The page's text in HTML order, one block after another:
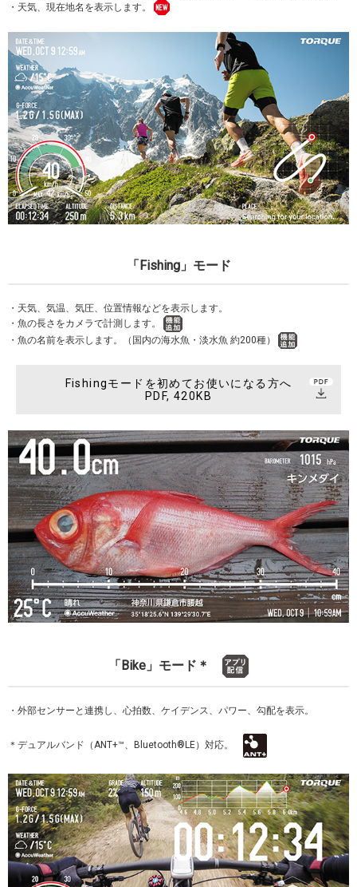
・天気、現在地名を表示します。
「Fishing」モード
・天気、気温、気圧、位置情報などを表示します。
・魚の長さをカメラで計測します。
・魚の名前を表示します。（国内の海水魚・淡水魚 約200種）
Fishingモードを初めてお使いになる方へ
PDF, 420KB
「Bike」モード＊
・外部センサーと連携し、心拍数、ケイデンス、パワー、勾配を表示。
＊デュアルバンド（ANT+™、Bluetooth®LE）対応。